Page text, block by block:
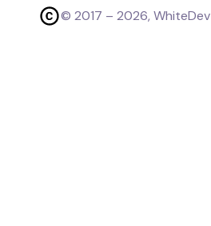
© 2017 – 2026, WhiteDev